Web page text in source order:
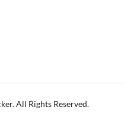
All Rights Reserved.